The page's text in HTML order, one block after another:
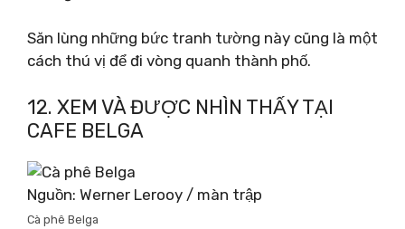
Săn lùng những bức tranh tường này cũng là một
cách thú vị để đi vòng quanh thành phố.
12. XEM VÀ ĐƯỢC NHÌN THẤY TẠI
CAFE BELGA
Nguồn: Werner Lerooy / màn trập
Cà phê Belga